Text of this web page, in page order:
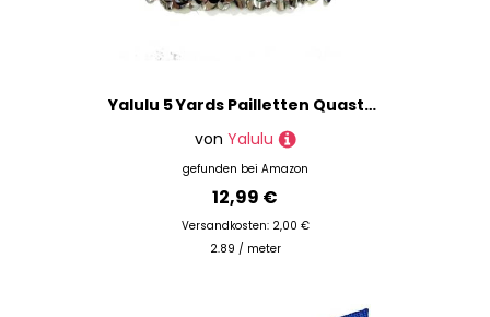
Yalulu 5 Yards Pailletten Quaste Schnittfranse Fransenborte, 17cm PVC-Fransenbesatz Zum Nähen Pailletten-Quaste Nähbesatz Für DIY-Handwerk, Aufführung, Kostüme Heimdekoration (Silber)
von Yalulu
gefunden bei Amazon
12,99 €
Versandkosten: 2,00 €
2.89 / meter